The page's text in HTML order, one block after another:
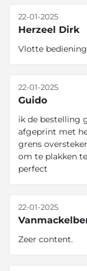
Herzeel Dirk
22-01-2025
Vlotte bediening
Guido
22-01-2025
ik de bestelling
afgeprint met
grens
om te plakken
perfect
22-01-2025
Zeer content.